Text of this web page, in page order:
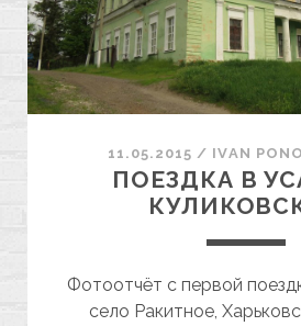
11.05.2015 / ІVAN
ПОЕЗДКА В
Фотоотчёт с первой
село Ракитное,